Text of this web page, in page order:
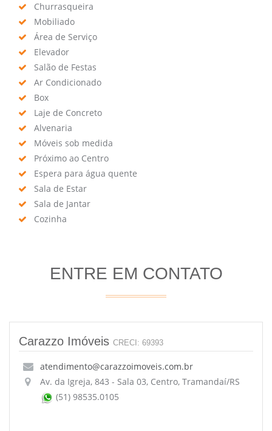
Churrasqueira
Mobiliado
Área de Serviço
Elevador
Salão de Festas
Ar Condicionado
Box
Laje de Concreto
Alvenaria
Móveis sob medida
Próximo ao Centro
Espera para água quente
Sala de Estar
Sala de Jantar
Cozinha
ENTRE EM CONTATO
Carazzo Imóveis CRECI: 69393
atendimento@carazzoimoveis.com.br
Av. da Igreja, 843 - Sala 03, Centro, Tramandaí/RS
(51) 98535.0105